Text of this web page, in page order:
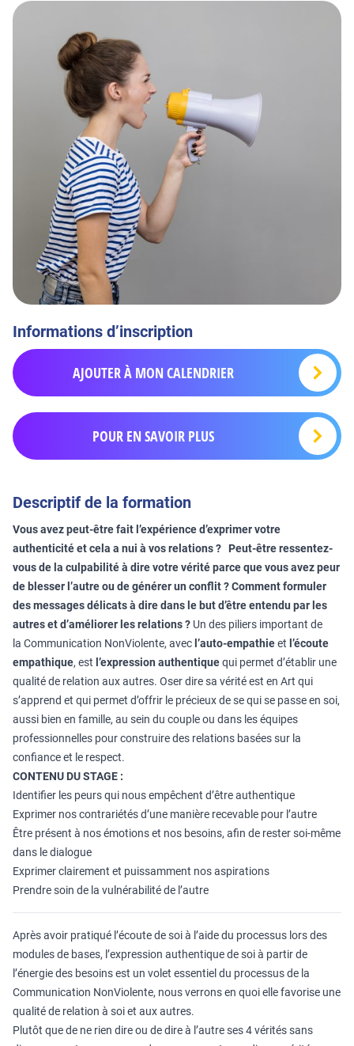
Informations d’inscription
AJOUTER À MON CALENDRIER
POUR EN SAVOIR PLUS
Descriptif de la formation
Vous avez peut-être fait l’expérience d’exprimer votre
authenticité et cela a nui à vos relations ? Peut-être ressentez-
vous de la culpabilité à dire votre vérité parce que vous avez peur
de blesser l’autre ou de générer un conflit ? Comment formuler
des messages délicats à dire dans le but d’être entendu par les
autres et d’améliorer les relations ? Un des piliers important de
la Communication NonViolente, avec l’auto-empathieet l’écoute
empathique, est l’expression authentiquequi permet d’établir une
qualité de relation aux autres. Oser dire sa vérité est en Art qui
s’apprend et qui permet d’offrir le précieux de se qui se passe en soi,
aussi bien en famille, au sein du couple ou dans les équipes
professionnelles pour construire des relations basées sur la
confiance et le respect.
CONTENU DU STAGE :
Identifier les peurs qui nous empêchent d’être authentique
Exprimer nos contrariétés d’une manière recevable pour l’autre
Être présent à nos émotions et nos besoins, afin de rester soi-même
dans le dialogue
Exprimer clairement et puissamment nos aspirations
Prendre soin de la vulnérabilité de l’autre
Après avoir pratiqué l’écoute de soi à l’aide du processus lors des
modules de bases, l’expression authentique de soi à partir de
l’énergie des besoins est un volet essentiel du processus de la
Communication NonViolente, nous verrons en quoi elle favorise une
qualité de relation à soi et aux autres.
Plutôt que de ne rien dire ou de dire à l’autre ses 4 vérités sans